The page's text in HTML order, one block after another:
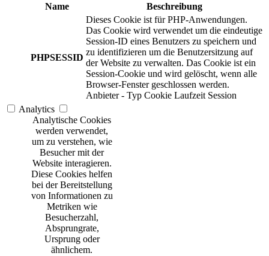
Name
Beschreibung
PHPSESSID
Dieses Cookie ist für PHP-Anwendungen.
Das Cookie wird verwendet um die eindeutige
Session-ID eines Benutzers zu speichern und
zu identifizieren um die Benutzersitzung auf
der Website zu verwalten. Das Cookie ist ein
Session-Cookie und wird gelöscht, wenn alle
Browser-Fenster geschlossen werden.
Anbieter - Typ Cookie Laufzeit Session
Analytics
Analytische Cookies
werden verwendet,
um zu verstehen, wie
Besucher mit der
Website interagieren.
Diese Cookies helfen
bei der Bereitstellung
von Informationen zu
Metriken wie
Besucherzahl,
Absprungrate,
Ursprung oder
ähnlichem.